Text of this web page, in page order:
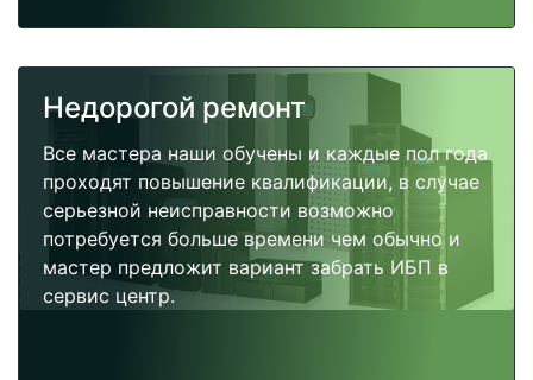
Недорогой ремонт
Все мастера наши обучены и каждые пол года
проходят повышение квалификации, в случае
серьезной неисправности возможно
потребуется больше времени чем обычно и
мастер предложит вариант забрать ИБП в
сервис центр.